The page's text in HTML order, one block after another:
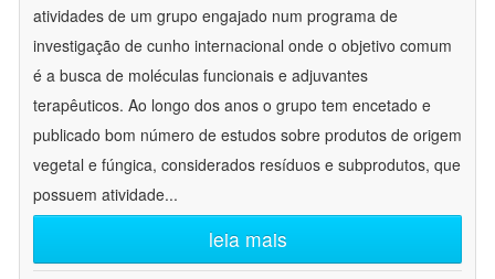
atividades de um grupo engajado num programa de
investigação de cunho internacional onde o objetivo comum
é a busca de moléculas funcionais e adjuvantes
terapêuticos. Ao longo dos anos o grupo tem encetado e
publicado bom número de estudos sobre produtos de origem
vegetal e fúngica, considerados resíduos e subprodutos, que
possuem atividade...
leia mais